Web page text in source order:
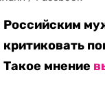
Российским
критиковать
Такое мнение